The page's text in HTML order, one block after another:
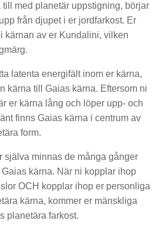
med planetär uppstigning, börjar
från djupet i er jordfarkost. Er
kärnan av er Kundalini, vilken
latenta energifält inom er kärna,
kärna till Gaias kärna. Eftersom ni
er kärna lång och löper upp- och
finns Gaias kärna i centrum av
form.
själva minnas de många gånger
kärna. När ni kopplar ihop
OCH kopplar ihop er personliga
kärna, kommer er mänskliga
planetära farkost.